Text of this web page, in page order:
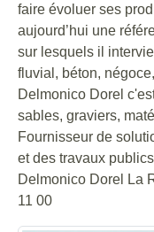
faire évoluer ses
aujourd’hui une
sur lesquels il
fluvial, béton,
Delmonico Dorel
sables, graviers,
Fournisseur de
et des travaux
Delmonico Dorel La
11 00